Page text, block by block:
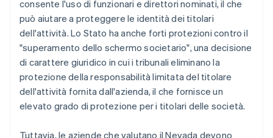
consente l'uso di funzionari e direttori nominati, il che
può aiutare a proteggere le identità dei titolari
dell'attività. Lo Stato ha anche forti protezioni contro il
"superamento dello schermo societario", una decisione
di carattere giuridico in cui i tribunali eliminano la
protezione della responsabilità limitata del titolare
dell'attività fornita dall'azienda, il che fornisce un
elevato grado di protezione per i titolari delle società.
Tuttavia, le aziende che valutano il Nevada devono